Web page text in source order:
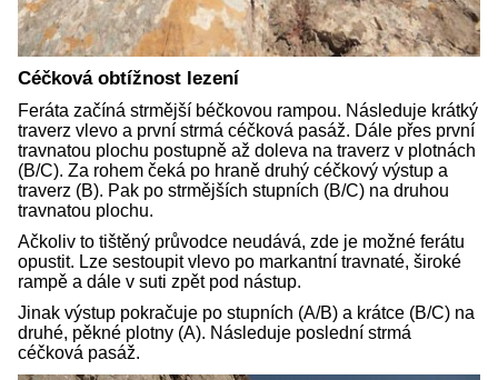
Céčková obtížnost lezení
Feráta začíná strmější béčkovou rampou. Následuje krátký
traverz vlevo a první strmá céčková pasáž. Dále přes první
travnatou plochu postupně až doleva na traverz v plotnách
(B/C). Za rohem čeká po hraně druhý céčkový výstup a
traverz (B). Pak po strmějších stupních (B/C) na druhou
travnatou plochu.
Ačkoliv to tištěný průvodce neudává, zde je možné ferátu
opustit. Lze sestoupit vlevo po markantní travnaté, široké
rampě a dále v suti zpět pod nástup.
Jinak výstup pokračuje po stupních (A/B) a krátce (B/C) na
druhé, pěkné plotny (A). Následuje poslední strmá
céčková pasáž.